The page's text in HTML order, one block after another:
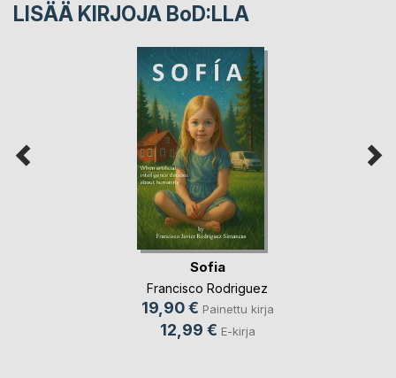
LISÄÄ KIRJOJA BoD:LLA
Sofia
Francisco Rodriguez
19,90 € Painettu kirja
12,99 € E-kirja